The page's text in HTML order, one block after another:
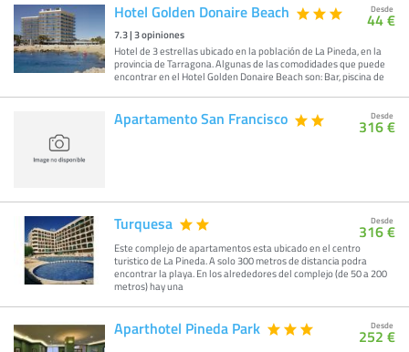
Hotel Golden Donaire Beach
7.3|3opiniones
Hotel de 3 estrellas ubicado en la población de La Pineda, en la
provincia de Tarragona. Algunas de las comodidades que puede
encontrar en el Hotel Golden Donaire Beach son: Bar, piscina de
Desde
44 €
Apartamento San Francisco Desde
316 €
Turquesa
Este complejo de apartamentos esta ubicado en el centro
turistico de La Pineda. A solo 300 metros de distancia podra
encontrar la playa. En los alrededores del complejo (de 50 a 200
metros) hay una
Desde
316 €
Aparthotel Pineda Park Desde
252 €